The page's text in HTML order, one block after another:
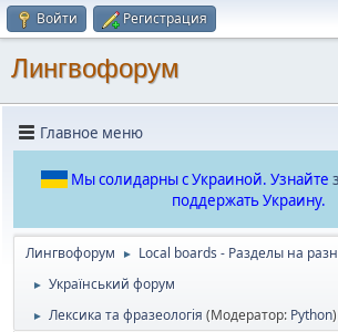
Войти Регистрация
Лингвофорум
Главное меню
Мы солидарны с Украиной. Узнайте
поддержать Украину.
Лингвофорум ► Local boards - Разделы на
► Український форум
► Лексика та фразеологія (Модератор: Python)